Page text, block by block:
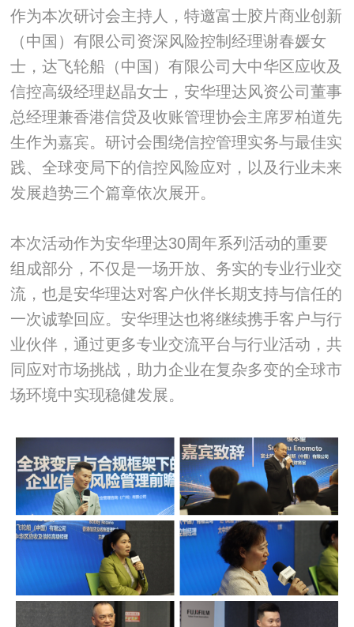
作为本次研讨会主持人，特邀富士胶片商业创新
（中国）有限公司资深风险控制经理谢春媛女
士，达飞轮船（中国）有限公司大中华区应收及
信控高级经理赵晶女士，安华理达风资公司董事
总经理兼香港信贷及收账管理协会主席罗柏道先
生作为嘉宾。研讨会围绕信控管理实务与最佳实
践、全球变局下的信控风险应对，以及行业未来
发展趋势三个篇章依次展开。
本次活动作为安华理达30周年系列活动的重要
组成部分，不仅是一场开放、务实的专业行业交
流，也是安华理达对客户伙伴长期支持与信任的
一次诚挚回应。安华理达也将继续携手客户与行
业伙伴，通过更多专业交流平台与行业活动，共
同应对市场挑战，助力企业在复杂多变的全球市
场环境中实现稳健发展。